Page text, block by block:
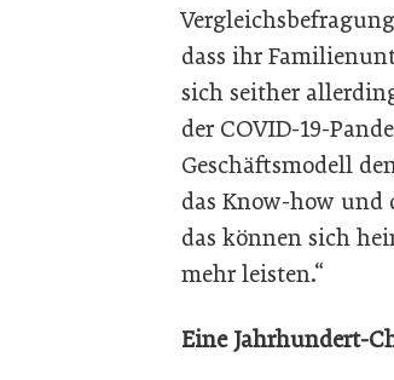
dass ihr
sich seither
der COVID-19-
Geschäftsmodell
das Know-how und
das können sich
mehr leisten.“
Eine Jahrhundert-